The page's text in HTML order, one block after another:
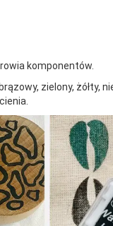
komponentów.
zielony,